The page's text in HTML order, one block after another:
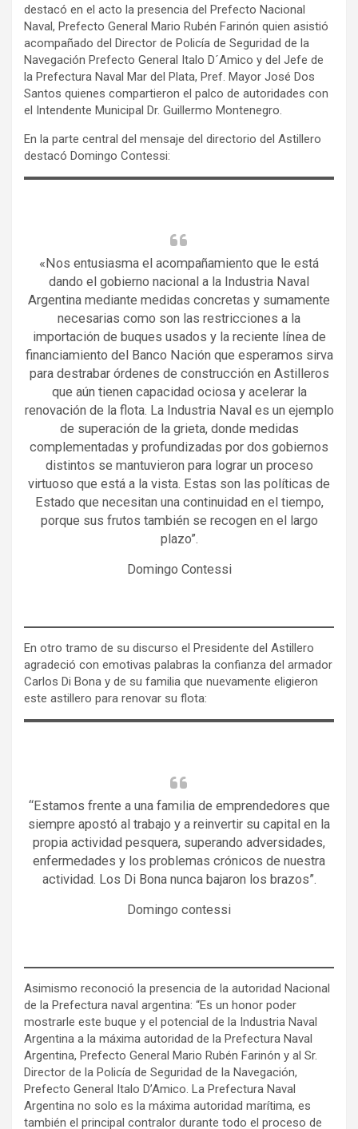
destacó en el acto la presencia del Prefecto Nacional
Naval, Prefecto General Mario Rubén Farinón quien asistió
acompañado del Director de Policía de Seguridad de la
Navegación Prefecto General Italo D´Amico y del Jefe de
la Prefectura Naval Mar del Plata, Pref. Mayor José Dos
Santos quienes compartieron el palco de autoridades con
el Intendente Municipal Dr. Guillermo Montenegro.
En la parte central del mensaje del directorio del Astillero
destacó Domingo Contessi:
«Nos entusiasma el acompañamiento que le está
dando el gobierno nacional a la Industria Naval
Argentina mediante medidas concretas y sumamente
necesarias como son las restricciones a la
importación de buques usados y la reciente línea de
financiamiento del Banco Nación que esperamos sirva
para destrabar órdenes de construcción en Astilleros
que aún tienen capacidad ociosa y acelerar la
renovación de la flota. La Industria Naval es un ejemplo
de superación de la grieta, donde medidas
complementadas y profundizadas por dos gobiernos
distintos se mantuvieron para lograr un proceso
virtuoso que está a la vista. Estas son las políticas de
Estado que necesitan una continuidad en el tiempo,
porque sus frutos también se recogen en el largo
plazo”.
Domingo Contessi
En otro tramo de su discurso el Presidente del Astillero
agradeció con emotivas palabras la confianza del armador
Carlos Di Bona y de su familia que nuevamente eligieron
este astillero para renovar su flota:
“Estamos frente a una familia de emprendedores que
siempre apostó al trabajo y a reinvertir su capital en la
propia actividad pesquera, superando adversidades,
enfermedades y los problemas crónicos de nuestra
actividad. Los Di Bona nunca bajaron los brazos”.
Domingo contessi
Asimismo reconoció la presencia de la autoridad Nacional
de la Prefectura naval argentina: “Es un honor poder
mostrarle este buque y el potencial de la Industria Naval
Argentina a la máxima autoridad de la Prefectura Naval
Argentina, Prefecto General Mario Rubén Farinón y al Sr.
Director de la Policía de Seguridad de la Navegación,
Prefecto General Italo D’Amico. La Prefectura Naval
Argentina no solo es la máxima autoridad marítima, es
también el principal contralor durante todo el proceso de